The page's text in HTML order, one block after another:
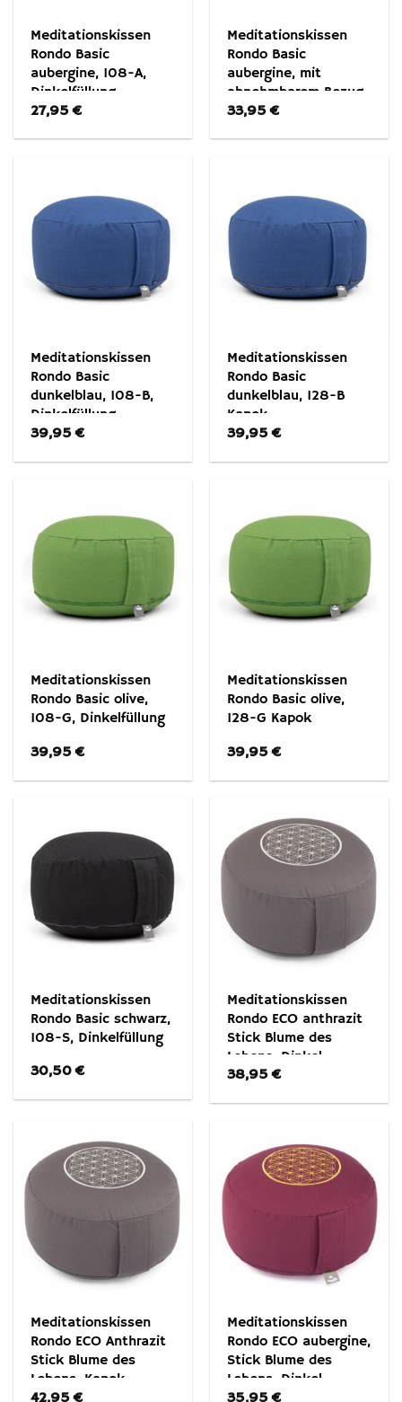
Meditationskissen
Rondo Basic
aubergine, 108-A,
Dinkelfüllung
27,95€
Meditationskissen
Rondo Basic
aubergine, mit
abnehmbarem Bezug
128-A Kapok
33,95€
Meditationskissen
Rondo Basic
dunkelblau, 108-B,
Dinkelfüllung
39,95€
Meditationskissen
Rondo Basic
dunkelblau, 128-B
Kapok
39,95€
Meditationskissen
Rondo Basic olive,
108-G, Dinkelfüllung
39,95€
Meditationskissen
Rondo Basic olive,
128-G Kapok
39,95€
Meditationskissen
Rondo Basic schwarz,
108-S, Dinkelfüllung
30,50€
Meditationskissen
Rondo ECO anthrazit
Stick Blume des
Lebens, Dinkel
38,95€
Meditationskissen
Rondo ECO Anthrazit
Stick Blume des
Lebens, Kapok
42,95€
Meditationskissen
Rondo ECO aubergine,
Stick Blume des
Lebens, Dinkel
35,95€